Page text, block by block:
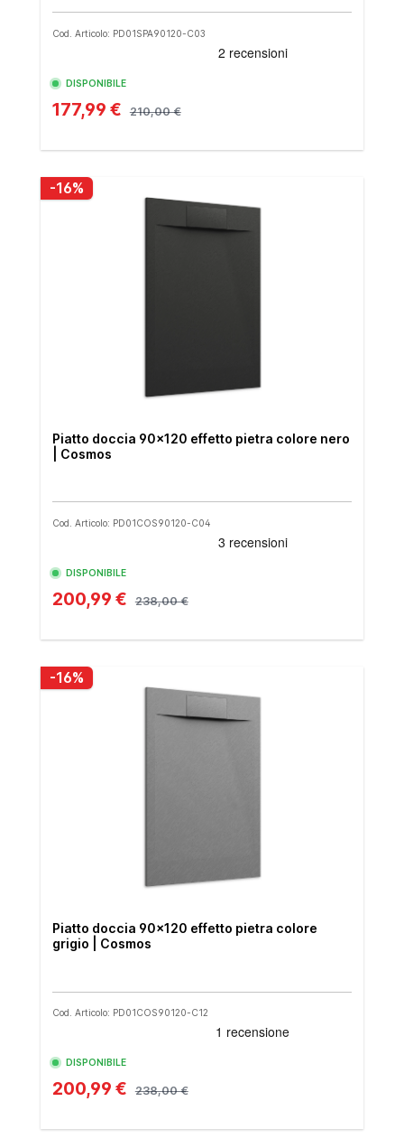
Cod. Articolo: PD01SPA90120-C03
DISPONIBILE
177,99 € 210,00 €
-16%
Piatto doccia 90x120 effetto pietra colore nero
| Cosmos
Cod. Articolo: PD01COS90120-C04
DISPONIBILE
200,99 € 238,00 €
-16%
Piatto doccia 90x120 effetto pietra colore
grigio | Cosmos
Cod. Articolo: PD01COS90120-C12
DISPONIBILE
200,99 € 238,00 €